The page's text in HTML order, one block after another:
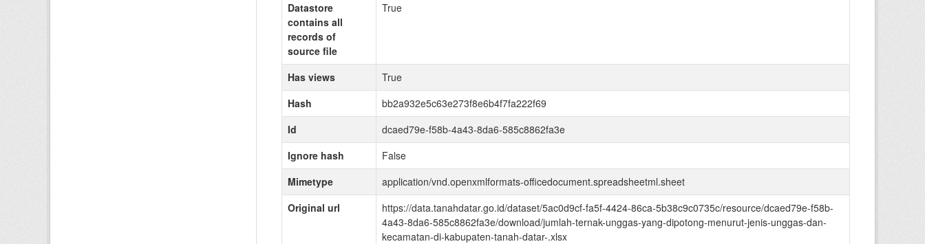
Datastore
contains all
records of
source file
True
Has views
True
Hash
bb2a932e5c63e273f8e6b4f7fa222f69
Id
dcaed79e-f58b-4a43-8da6-585c8862fa3e
Ignore hash
False
Mimetype
application/vnd.openxmlformats-officedocument.spreadsheetml.sheet
Original url
https://data.tanahdatar.go.id/dataset/5ac0d9cf-fa5f-4424-86ca-5b38c9c0735c/resource/dcaed79e-f58b-
4a43-8da6-585c8862fa3e/download/jumlah-ternak-unggas-yang-dipotong-menurut-jenis-unggas-dan-
kecamatan-di-kabupaten-tanah-datar-.xlsx